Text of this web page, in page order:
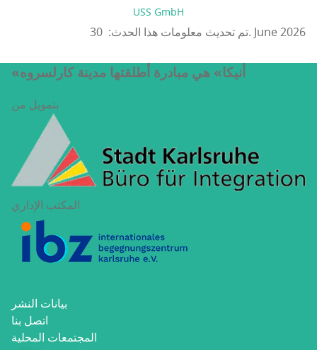
USS GmbH
تم تحديث معلومات هذا الحدث: 30. June 2026
«أنيكا» هي مبادرة أطلقتها مدينة كارلسروه
بتمويل من
المكتب الإداري
بيانات النشر
اتصل بنا
المجتمعات المحلية